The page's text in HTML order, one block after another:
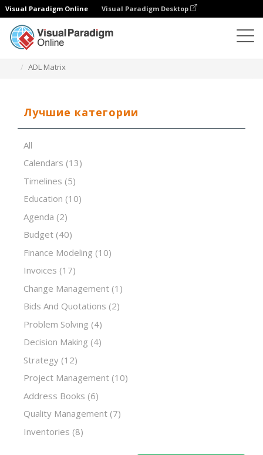
Visual Paradigm Online Visual Paradigm Desktop
ADL Matrix
Лучшие категории
All
Calendars (13)
Timelines (5)
Education (10)
Agenda (2)
Budget (40)
Finance Modeling (10)
Invoices (17)
Change Management (1)
Bids And Quotations (2)
Problem Solving (4)
Decision Making (4)
Strategy (12)
Project Management (10)
Address Books (6)
Quality Management (7)
Inventories (8)